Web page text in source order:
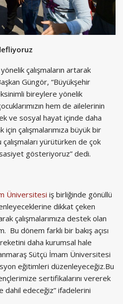
çalışmaların artarak
Güngör, “Büyükşehir
bireylere yönelik
hem de ailelerinin
ve sosyal hayat içinde daha
için çalışmalarımıza büyük bir
yürütürken de çok
gösteriyoruz” dedi.
Üniversitesi iş birliğinde gönüllü
dikkat çeken
çalışmalarımıza destek olan
dönem farklı bir bakış açısı
daha kurumsal hale
Sütçü İmam Üniversitesi
eğitimleri düzenleyeceğiz.Bu
sertifikalarını vererek
dahil edeceğiz” ifadelerini